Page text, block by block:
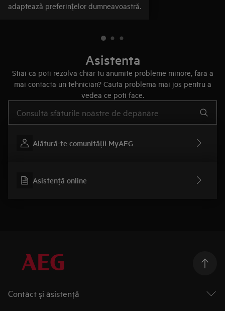
adaptează preferințelor dumneavoastră.
Asistenta
Stiai ca poti rezolva chiar tu anumite probleme minore, fara a
mai contacta un tehnician? Cauta problema mai jos pentru a
vedea ce poti face.
Alătură-te comunității MyAEG
Asistenţă online
Contact și asistenţă